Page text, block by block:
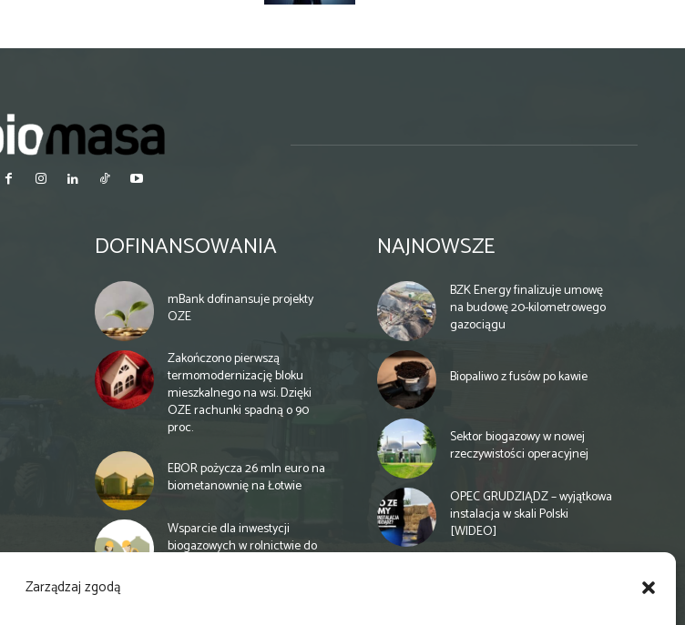
Zarządzaj zgodą
DOFINANSOWANIA
mBank dofinansuje projekty
OZE
Zakończono pierwszą
termomodernizację bloku
mieszkalnego na wsi. Dzięki
OZE rachunki spadną o 90
proc.
EBOR pożycza 26 mln euro na
biometanownię na Łotwie
Wsparcie dla inwestycji
biogazowych w rolnictwie do
NAJNOWSZE
BZK Energy finalizuje umowę
na budowę 20-kilometrowego
gazociągu
Biopaliwo z fusów po kawie
Sektor biogazowy w nowej
rzeczywistości operacyjnej
OPEC GRUDZIĄDZ – wyjątkowa
instalacja w skali Polski
[WIDEO]